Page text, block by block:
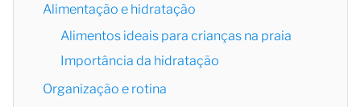
Alimentação e hidratação
Alimentos ideais para crianças na praia
Importância da hidratação
Organização e rotina